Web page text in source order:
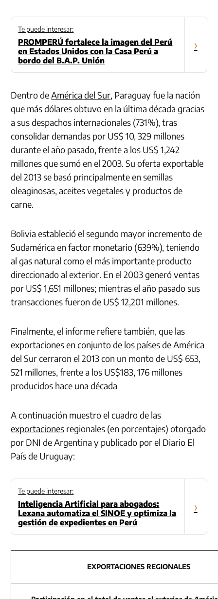
Te puede interesar:
PROMPERÚ fortalece la imagen del Perú
en Estados Unidos con la Casa Perú a
bordo del B.A.P. Unión
›
Dentro deAmérica del Sur, Paraguay fue la nación
que más dólares obtuvo en la última década gracias
a sus despachos internacionales (731%), tras
consolidar demandas por US$ 10, 329 millones
durante el año pasado, frente a los US$ 1,242
millones que sumó en el 2003. Su oferta exportable
del 2013 se basó principalmente en semillas
oleaginosas, aceites vegetales y productos de
carne.
Bolivia estableció el segundo mayor incremento de
Sudamérica en factor monetario (639%), teniendo
al gas natural como el más importante producto
direccionado al exterior. En el 2003 generó ventas
por US$ 1,651 millones; mientras el año pasado sus
transacciones fueron de US$ 12,201 millones.
Finalmente, el informe refiere también, que las
exportacionesen conjunto de los países de América
del Sur cerraron el 2013 con un monto de US$ 653,
521 millones, frente a los US$183, 176 millones
producidos hace una década
A continuación muestro el cuadro de las
exportaciones regionales (en porcentajes) otorgado
por DNI de Argentina y publicado por el Diario El
País de Uruguay:
Te puede interesar:
Inteligencia Artificial para abogados:
Lexana automatiza el SINOE y optimiza la
gestión de expedientes en Perú
›
EXPORTACIONES REGIONALES